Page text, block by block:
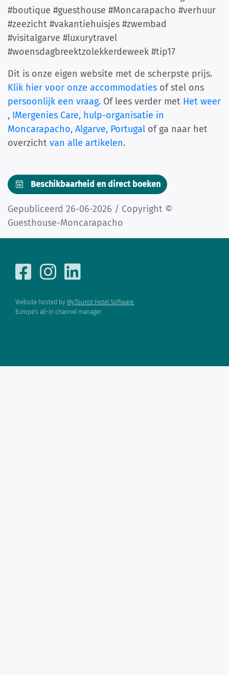
#boutique #guesthouse #Moncarapacho #verhuur
#zeezicht #vakantiehuisjes #zwembad
#visitalgarve #luxurytravel
#woensdagbreektzolekkerdeweek #tip17
Dit is onze eigen website met de scherpste prijs.
Klik hier voor onze accommodaties of stel ons
persoonlijk een vraag. Of lees verder met Het weer
, IMergenies Care, hulp-organisatie in
Moncarapacho, Algarve, Portugal of ga naar het
overzicht van alle artikelen.
Beschikbaarheid en direct boeken
Gepubliceerd 26-06-2026 / Copyright ©
Guesthouse-Moncarapacho
Website hosted by MyTourist Hotel Software.
Europe's all-in channel manager.